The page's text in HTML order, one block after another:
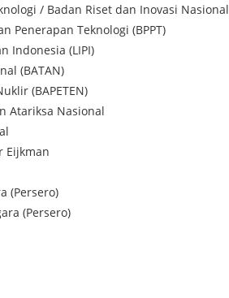
/ Badan Riset dan Inovasi Nasional
Penerapan Teknologi (BPPT)
Indonesia (LIPI)
(BATAN)
(BAPETEN)
Atariksa Nasional
Eijkman
(Persero)
(Persero)